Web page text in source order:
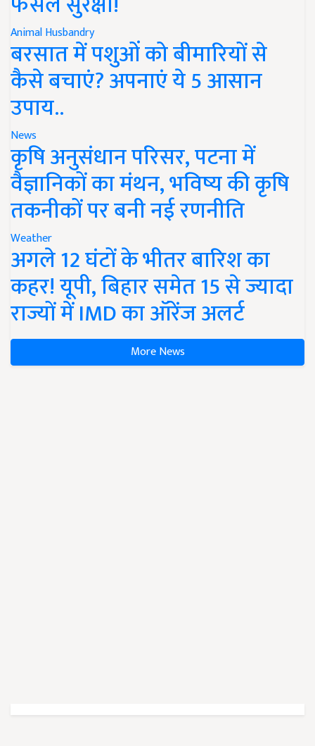
Animal Husbandry
बरसात में पशुओं को बीमारियों से
कैसे बचाएं? अपनाएं ये 5 आसान
उपाय..
News
कृषि अनुसंधान परिसर, पटना में
वैज्ञानिकों का मंथन, भविष्य की कृषि
तकनीकों पर बनी नई रणनीति
Weather
अगले 12 घंटों के भीतर बारिश का
कहर! यूपी, बिहार समेत 15 से ज्यादा
राज्यों में IMD का ऑरेंज अलर्ट
More News